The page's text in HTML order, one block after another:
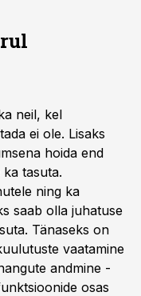
neil, kel
ei ole. Lisaks
hoida end
tasuta.
ning ka
saab olla juhatuse
Tänaseks on
vaatamine
andmine -
osas